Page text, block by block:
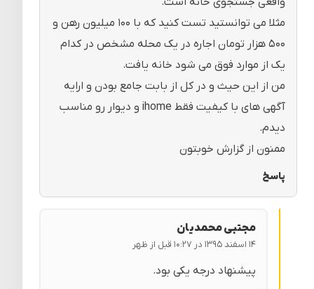
مثلا می توانستید تست کنید که با ۱۰۰ میلیون رهن و
۵۰۰ هزار تومان اجاره در یک محله مشخص در کدام
یک از موارد فوق می شود خانه یافت.
من از این حیث و در کل از بابت جامع بودن و ارایه
آگهی های با کیفیت فقط ihome و دیوار رو مناسب
دیدم.
ممنون از گزارش خوبتون
پاسخ
مجتبی محمدیان
۱۴ اسفند ۱۳۹۵ در ۱۰:۲۷ قبل از ظهر
پیشنهاد درجه یکی بود.